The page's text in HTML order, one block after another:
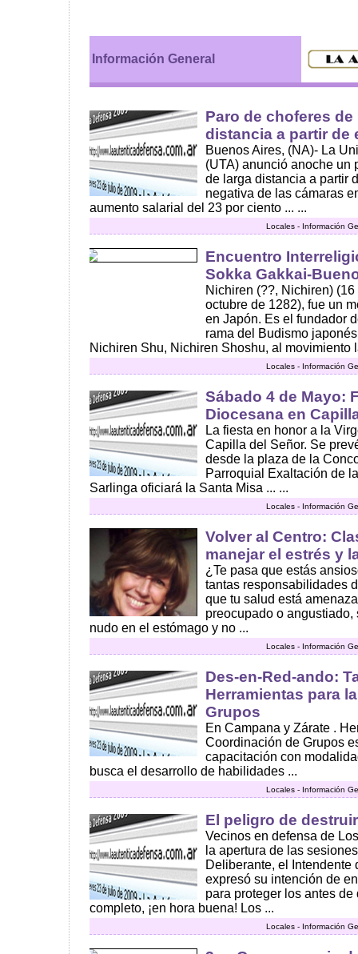
Información General
Paro de choferes
distancia a partir de
Buenos Aires, (NA)- La
(UTA) anunció anoche un
de larga distancia a partir
negativa de las cámaras
aumento salarial del 23 por ciento ... ...
Locales - Información
Encuentro
Sokka Gakkai-
Nichiren (??, Nichiren)
octubre de 1282), fue un
en Japón. Es el fundador
rama del Budismo
Nichiren Shu, Nichiren Shoshu, al movimiento
Locales - Información
Sábado 4 de Mayo:
Diocesana en
La fiesta en honor a la
Capilla del Señor. Se
desde la plaza de la
Parroquial Exaltación de
Sarlinga oficiará la Santa Misa ... ...
Locales - Información
Volver al Centro:
manejar el estrés y
¿Te pasa que estás
tantas responsabilidades
que tu salud está
preocupado o
nudo en el estómago y no ...
Locales - Información
Des-en-Red-ando:
Herramientas para
Grupos
En Campana y Zárate .
Coordinación de Grupos
capacitación con
busca el desarrollo de habilidades ...
Locales - Información
El peligro de
Vecinos en defensa de
la apertura de las
Deliberante, el Intendente
expresó su intención de
para proteger los antes
completo, ¡en hora buena! Los ...
Locales - Información